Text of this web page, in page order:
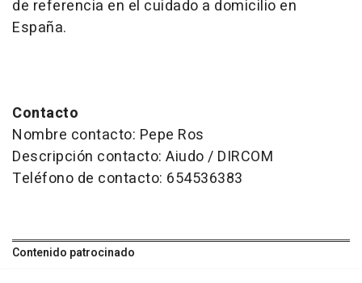
de referencia en el cuidado a domicilio en
España.
Contacto
Nombre contacto: Pepe Ros
Descripción contacto: Aiudo / DIRCOM
Teléfono de contacto: 654536383
Contenido patrocinado